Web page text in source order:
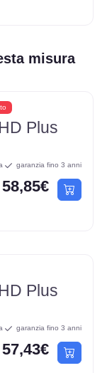
misura
Plus
garanzia fino 3 anni
58,85€
Plus
garanzia fino 3 anni
57,43€